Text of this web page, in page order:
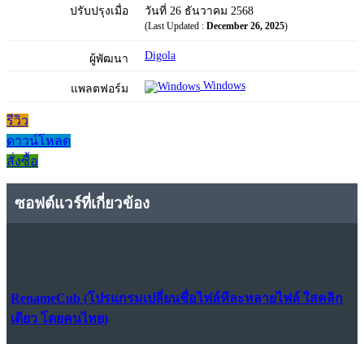
ปรับปรุงเมื่อ วันที่ 26 ธันวาคม 2568
(Last Updated : December 26, 2025)
ผู้พัฒนา Digola
แพลตฟอร์ม Windows
รีวิว
ดาวน์โหลด
สั่งซื้อ
ซอฟต์แวร์ที่เกี่ยวข้อง
RenameCub (โปรแกรมเปลี่ยนชื่อไฟล์ทีละหลายไฟล์ ใสคลิก
เดียว โดยคนไทย)